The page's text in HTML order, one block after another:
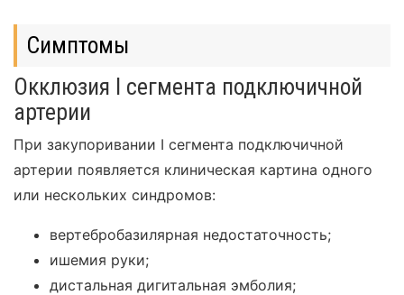
Симптомы
Окклюзия I сегмента подключичной
артерии
При закупоривании I сегмента подключичной
артерии появляется клиническая картина одного
или нескольких синдромов:
вертебробазилярная недостаточность;
ишемия руки;
дистальная дигитальная эмболия;